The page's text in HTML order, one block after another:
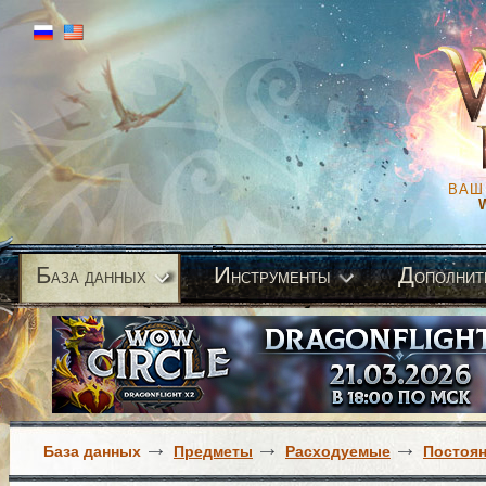
ВАШ
База данных Инструменты Д
База данных Предметы Расходуемые